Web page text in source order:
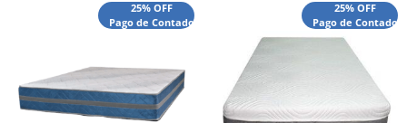
25% OFF
Pago de Contado
precio
$540,000.00.
El
precio
$440,000.00.
25% OFF
Pago de Contado
El
precio
original
$1,660,000.00.
El